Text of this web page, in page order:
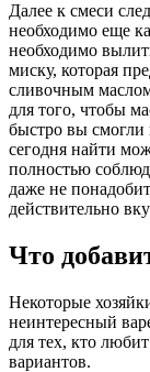
Далее к смеси
необходимо еще
необходимо
миску, которая
сливочным
для того, чтобы
быстро вы смогли
сегодня найти
полностью
даже не
действительно
Что
Некоторые
неинтересный
для тех, кто
вариантов.